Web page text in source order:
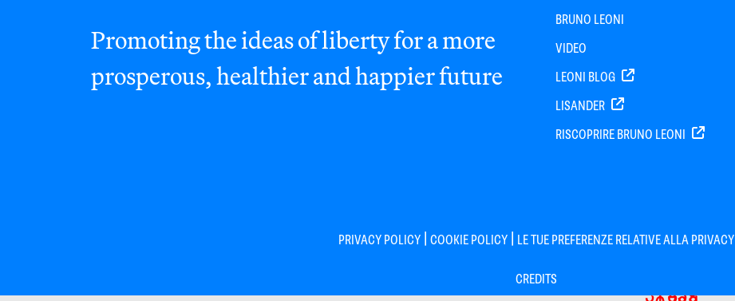
Promoting the ideas of liberty for a more
prosperous, healthier and happier future
BRUNO LEONI
VIDEO
LEONI BLOG
LISANDER
RISCOPRIRE BRUNO LEONI
PRIVACY POLICY | COOKIE POLICY | LE TUE PREFERENZE RELATIVE ALLA PRIVACY
CREDITS